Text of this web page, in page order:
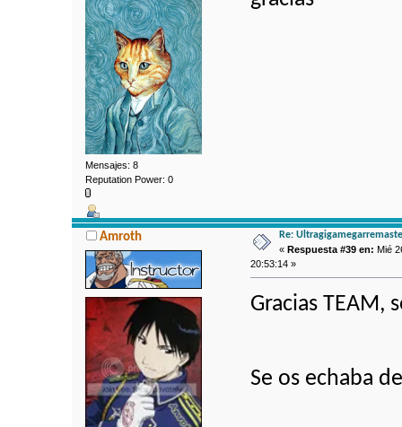
Mensajes: 8
Reputation Power: 0
Amroth
Re:
«Respuesta #39 en: Mié
20:53:14 »
Gracias TEAM,
Se os echaba